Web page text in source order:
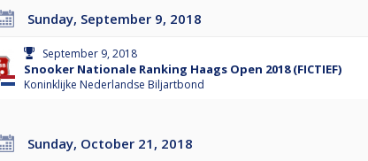
Sunday, September 9, 2018
September 9, 2018
Snooker Nationale Ranking Haags Open 2018 (FICTIEF)
Koninklijke Nederlandse Biljartbond
Sunday, October 21, 2018